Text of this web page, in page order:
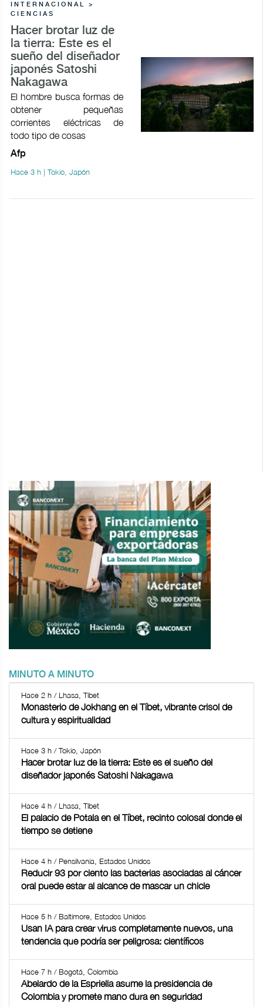
INTERNACIONAL >
CIENCIAS
Hacer brotar luz de
la tierra: Este es el
sueño del diseñador
japonés Satoshi
Nakagawa
El hombre busca formas de
obtener pequeñas
corrientes eléctricas de
todo tipo de cosas
Afp
Hace 3 h | Tokio, Japón
MINUTO A MINUTO
Hace 2 h / Lhasa, Tíbet
Monasterio de Jokhang en el Tíbet, vibrante crisol de
cultura y espiritualidad
Hace 3 h / Tokio, Japón
Hacer brotar luz de la tierra: Este es el sueño del
diseñador japonés Satoshi Nakagawa
Hace 4 h / Lhasa, Tíbet
El palacio de Potala en el Tíbet, recinto colosal donde el
tiempo se detiene
Hace 4 h / Pensilvania, Estados Unidos
Reducir 93 por ciento las bacterias asociadas al cáncer
oral puede estar al alcance de mascar un chicle
Hace 5 h / Baltimore, Estados Unidos
Usan IA para crear virus completamente nuevos, una
tendencia que podría ser peligrosa: científicos
Hace 7 h / Bogotá, Colombia
Abelardo de la Espriella asume la presidencia de
Colombia y promete mano dura en seguridad